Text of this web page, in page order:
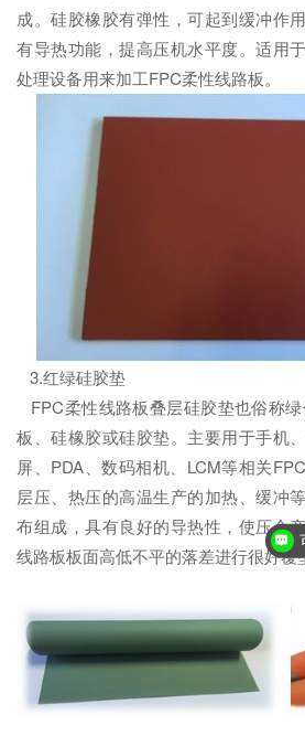
成。硅胶橡胶有弹性，可起到缓冲作
有导热功能，提高压机水平度。适用
处理设备用来加工FPC柔性线路板。
3.红绿硅胶垫
FPC柔性线路板叠层硅胶垫也俗称
板、硅橡胶或硅胶垫。主要用于手机
屏、PDA、数码相机、LCM等相关
层压、热压的高温生产的加热、缓冲
布组成，具有良好的导热性，使压合
线路板板面高低不平的落差进行很好覆